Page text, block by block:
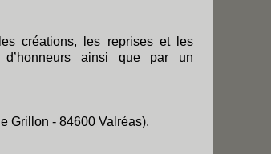
créations, les reprises et les
d’honneurs ainsi que par un
Grillon - 84600 Valréas).